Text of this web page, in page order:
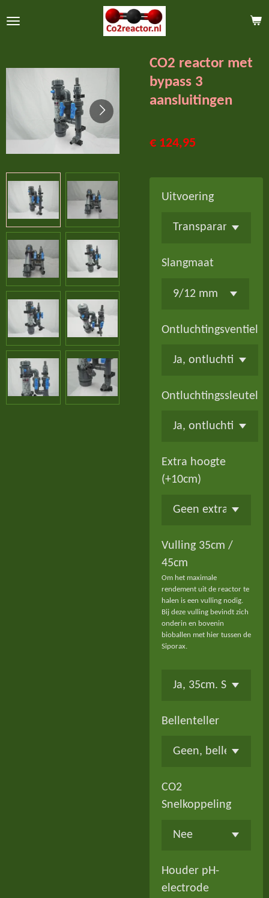
Ga
de
hoofdinhoud
CO2 reactor met
bypass 3
aansluitingen
€ 124,95
Uitvoering
Slangmaat
Ontluchtingsventiel
Ontluchtingssleutel
Extra hoogte
(+10cm)
Vulling 35cm /
45cm
Om het maximale
rendement uit de reactor te
halen is een vulling nodig.
Bij deze vulling bevindt zich
onderin en bovenin
bioballen met hier tussen de
Siporax.
Bellenteller
CO2
Snelkoppeling
Houder pH-
electrode